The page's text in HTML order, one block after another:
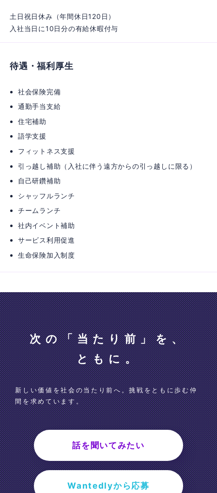
土日祝日休み（年間休日120日）
入社当日に10日分の有給休暇付与
待遇・福利厚生
社会保険完備
通勤手当支給
住宅補助
語学支援
フィットネス支援
引っ越し補助（入社に伴う遠方からの引っ越しに限る）
自己研鑽補助
シャッフルランチ
チームランチ
社内イベント補助
サービス利用促進
生命保険加入制度
次の「当たり前」を、
ともに。
新しい価値を社会の当たり前へ。挑戦をともに歩む仲
間を求めています。
話を聞いてみたい
Wantedlyから応募